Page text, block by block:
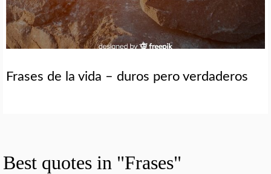
Frases de la vida – duros pero verdaderos
Best quotes in "Frases"